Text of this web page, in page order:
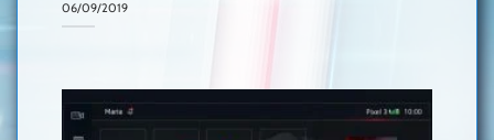
06/09/2019